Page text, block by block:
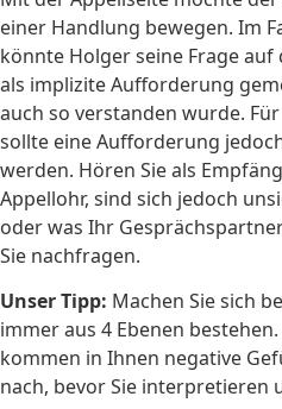
einer Handlung bewegen. Im
könnte Holger seine Frage
als implizite Aufforderung
auch so verstanden wurde.
sollte eine Aufforderung
werden. Hören Sie als
Appellohr, sind sich jedoch
oder was Ihr
Sie nachfragen.
Unser Tipp: Machen Sie sich
immer aus 4 Ebenen
kommen in Ihnen negative
nach, bevor Sie interpretieren